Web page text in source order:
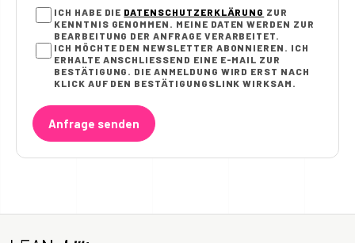
ICH HABE DIE DATENSCHUTZERKLÄRUNG ZUR
KENNTNIS GENOMMEN. MEINE DATEN WERDEN ZUR
BEARBEITUNG DER ANFRAGE VERARBEITET.
ICH MÖCHTE DEN NEWSLETTER ABONNIEREN. ICH
ERHALTE ANSCHLIESSEND EINE E-MAIL ZUR B
ESTÄTIGUNG. DIE ANMELDUNG WIRD ERST NACH K
LICK AUF DEN BESTÄTIGUNGSLINK WIRKSAM.
Anfrage senden